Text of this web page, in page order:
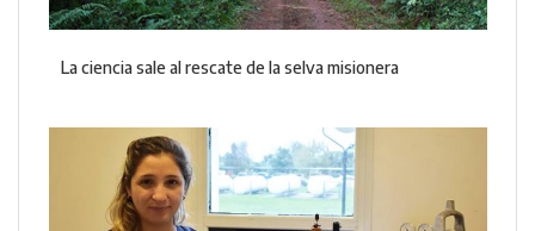
La ciencia sale al rescate de la selva misionera